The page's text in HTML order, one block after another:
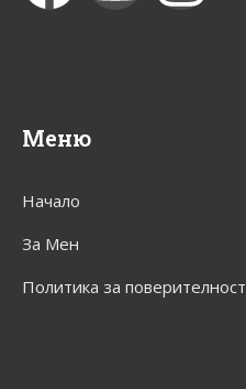
Меню
Начало
За Мен
Политика за поверителност